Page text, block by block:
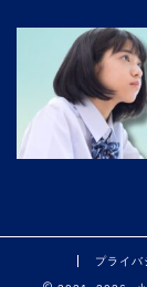
プライバ